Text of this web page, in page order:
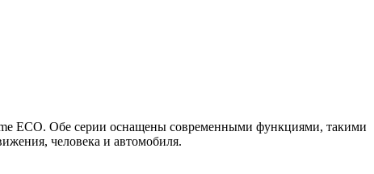
ECO. Обе серии оснащены современными функциями, такими
человека и автомобиля.